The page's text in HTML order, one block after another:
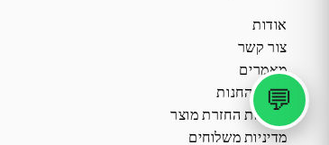
💬
אודות
צור קשר
מאמרים
תקנון החנות
מדיניות החזרת מוצר
מדיניות משלוחים